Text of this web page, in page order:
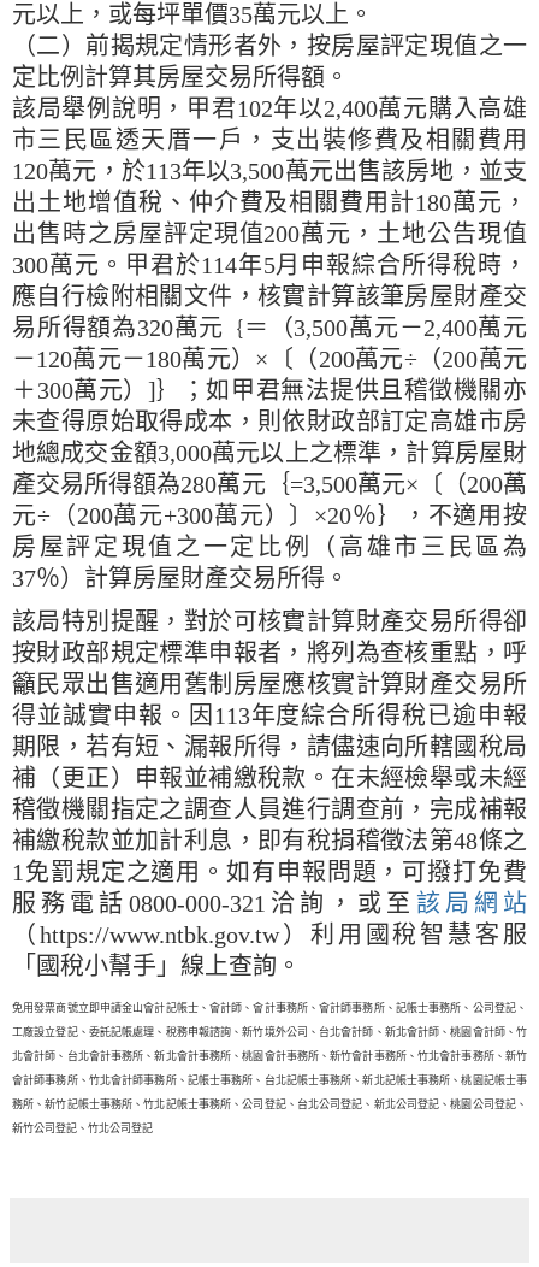
元以上，或每坪單價35萬元以上。
（二）前揭規定情形者外，按房屋評定現值之一
定比例計算其房屋交易所得額。
該局舉例說明，甲君102年以2,400萬元購入高雄
市三民區透天厝一戶，支出裝修費及相關費用
120萬元，於113年以3,500萬元出售該房地，並支
出土地增值稅、仲介費及相關費用計180萬元，
出售時之房屋評定現值200萬元，土地公告現值
300萬元。甲君於114年5月申報綜合所得稅時，
應自行檢附相關文件，核實計算該筆房屋財產交
易所得額為320萬元
｛ ＝（3,500萬元－2,400萬元
－120萬元－180萬元）×〔（200萬元÷（200萬元
＋300萬元）]｝；如甲君無法提供且稽徵機關亦
未查得原始取得成本，則依財政部訂定高雄市房
地總成交金額3,000萬元以上之標準，計算房屋財
產交易所得額為280萬元｛=3,500萬元×〔（200萬
元÷（200萬元+300萬元）〕×20％｝，不適用按
房屋評定現值之一定比例（高雄市三民區為
37％）計算房屋財產交易所得。
該局特別提醒，對於可核實計算財產交易所得卻
按財政部規定標準申報者，將列為查核重點，呼
籲民眾出售適用舊制房屋應核實計算財產交易所
得並誠實申報。因113年度綜合所得稅已逾申報
期限，若有短、漏報所得，請儘速向所轄國稅局
補（更正）申報並補繳稅款。在未經檢舉或未經
稽徵機關指定之調查人員進行調查前，完成補報
補繳稅款並加計利息，即有稅捐稽徵法第48條之
1免罰規定之適用。如有申報問題，可撥打免費
服務電話0800-000-321洽詢，或至 該局網站
（https://www.ntbk.gov.tw）利用國稅智慧客服
「國稅小幫手」線上查詢。
免用發票商號立即申請金山會計記帳士、會計師、會計事務所、會計師事務所、記帳士事務所、公司登記、
工廠設立登記、委託記帳處理、稅務申報諮詢、新竹境外公司、台北會計師、新北會計師、桃園會計師、竹
北會計師、台北會計事務所、新北會計事務所、桃園會計事務所、新竹會計事務所、竹北會計事務所、新竹
會計師事務所、竹北會計師事務所、記帳士事務所、台北記帳士事務所、新北記帳士事務所、桃園記帳士事
務所、新竹記帳士事務所、竹北記帳士事務所、公司登記、台北公司登記、新北公司登記、桃園公司登記、
新竹公司登記、竹北公司登記